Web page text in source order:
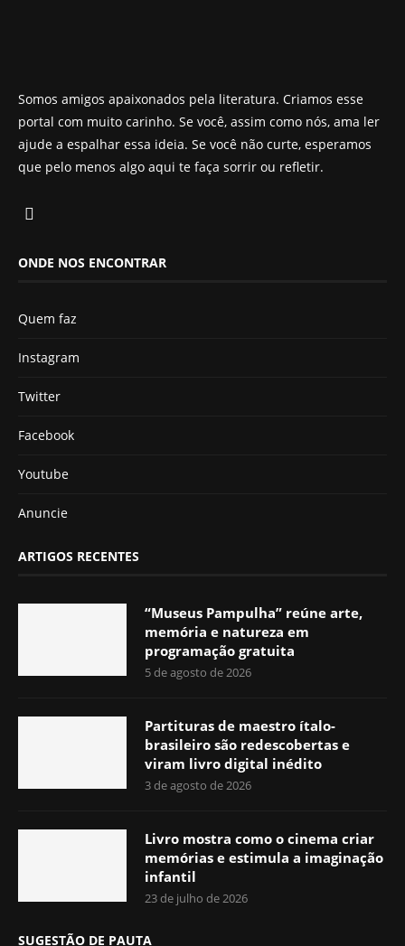
Somos amigos apaixonados pela literatura. Criamos esse
portal com muito carinho. Se você, assim como nós, ama ler
ajude a espalhar essa ideia. Se você não curte, esperamos
que pelo menos algo aqui te faça sorrir ou refletir.
ONDE NOS ENCONTRAR
Quem faz
Instagram
Twitter
Facebook
Youtube
Anuncie
ARTIGOS RECENTES
“Museus Pampulha” reúne arte,
memória e natureza em
programação gratuita
5 de agosto de 2026
Partituras de maestro ítalo-
brasileiro são redescobertas e
viram livro digital inédito
3 de agosto de 2026
Livro mostra como o cinema criar
memórias e estimula a imaginação
infantil
23 de julho de 2026
SUGESTÃO DE PAUTA